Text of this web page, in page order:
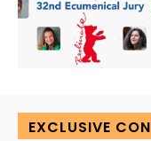
EXCLUSIVE